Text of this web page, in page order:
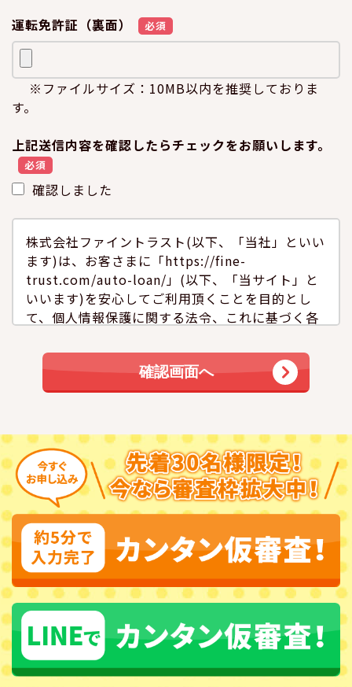
運転免許証（裏面） 必須
※ファイルサイズ：10MB以内を推奨しておりま
す。
上記送信内容を確認したらチェックをお願いします。
必須
確認しました
株式会社ファイントラスト(以下、「当社」といい
ます)は、お客さまに「https://fine-
trust.com/auto-loan/」(以下、「当サイト」と
いいます)を安心してご利用頂くことを目的とし
て、個人情報保護に関する法令、これに基づく各
と保護が図られるように努めております。当社が
お客さまに商品・サービスを提供するにあたり、
お客さまご自身やご家族の方々のお名前・性別・
個人情報をご提供して頂く場合がございますが、
お客さまの個人情報保護の重要性を深く認識し、
お客さまの個人情報保護なくして、お客さまとの
健全なお付き合いはないと考えています。 ここ
に、より一層のお客さまとの信頼関係を築くため
に、お客さまに関する情報の利用目的を下記に明
示し、当社としての「プライバシー・ポリシー(個
人情報保護宣言)」を定め、公開いたします。
定期点検・車検、保険満期・メンバーズカードな
どの満期のご案内をするために郵便・電話・
FAX・e-メールなどの方法によりお知らせする場
合。
当社において取扱う商品・サービスなど、または